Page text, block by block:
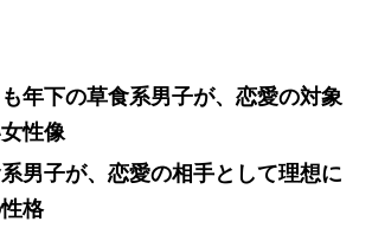
年下の草食系男子が、恋愛の対象
性像
男子が、恋愛の相手として理想に
格